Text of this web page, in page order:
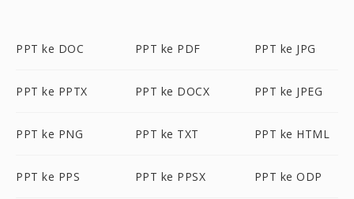
PPT ke DOC PPT ke PDF PPT ke JPG
PPT ke PPTX PPT ke DOCX PPT ke JPEG
PPT ke PNG PPT ke TXT PPT ke HTML
PPT ke PPS PPT ke PPSX PPT ke ODP